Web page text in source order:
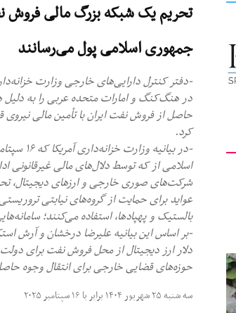
کیهان
لندن
جمهوری اسلامی پول می‌رسانند
در هنگ‌کنگ و امارات متحده عربی را به دلیل
حاصل از فروش نفت ایران با تأمین مالی
کرد.
اسلامی از که توسط دلال‌های مالی غیرقانونی
شرکت‌های صوری خارجی و ارزهای دیجیتال،
عواید برای حمایت از گروه‌های نیابتی
بالستیک و پهپادها، استفاده می‌کنند؛
دلار ارز دیجیتال از محل فروش نفت برای
حوزه‌های قضایی خارجی برای انتقال وجوه
سه شنبه ۲۵ شهریور ۱۴۰۴ برابر با ۱۶ سپتامبر ۲۰۲۵